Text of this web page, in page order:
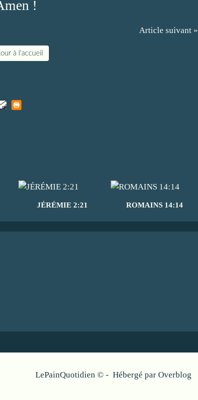
!
Article suivant »
à l'accueil
JÉRÉMIE 2:21 ROMAINS 14:14
LePainQuotidien © - Hébergé par Overblog